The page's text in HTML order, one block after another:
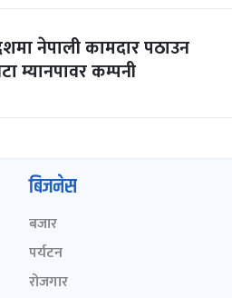
नेपाली कामदार पठाउन
म्यानपावर कम्पनी
बिजनेस
बजार
पर्यटन
रोजगार